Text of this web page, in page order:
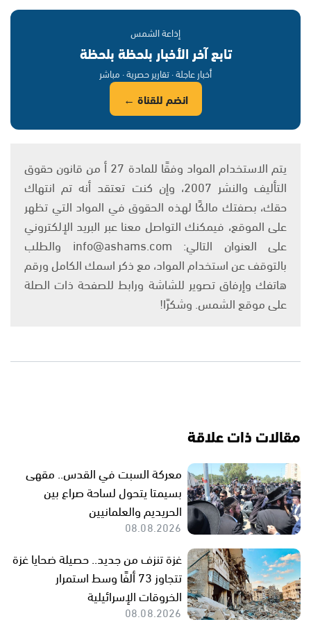
إذاعة الشمس
تابع آخر الأخبار بلحظة بلحظة
أخبار عاجلة · تقارير حصرية · مباشر
انضم للقناة ←
يتم الاستخدام المواد وفقًا للمادة 27 أ من قانون حقوق
التأليف والنشر 2007، وإن كنت تعتقد أنه تم انتهاك
حقك، بصفتك مالكًا لهذه الحقوق في المواد التي تظهر
على الموقع، فيمكنك التواصل معنا عبر البريد الإلكتروني
على العنوان التالي: info@ashams.com والطلب
بالتوقف عن استخدام المواد، مع ذكر اسمك الكامل ورقم
هاتفك وإرفاق تصوير للشاشة ورابط للصفحة ذات الصلة
على موقع الشمس. وشكرًا!
مقالات ذات علاقة
معركة السبت في القدس.. مقهى
بسيمتا يتحول لساحة صراع بين
الحريديم والعلمانيين
08.08.2026
غزة تنزف من جديد.. حصيلة ضحايا غزة
تتجاوز 73 ألفًا وسط استمرار
الخروقات الإسرائيلية
08.08.2026